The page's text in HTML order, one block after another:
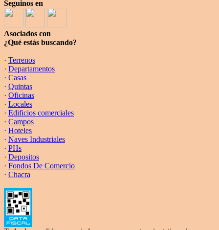
Seguinos en
Asociados con
¿Qué estás buscando?
· Terrenos
· Departamentos
· Casas
· Quintas
· Oficinas
· Locales
· Edificios comerciales
· Campos
· Hoteles
· Naves Industriales
· PHs
· Depositos
· Fondos De Comercio
· Chacra